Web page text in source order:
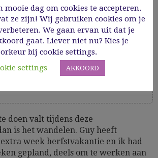
in natuurgebied
Stokkem
doen valt tijdens deze
is het wandelen. Guy heeft
week herfstvakantie en ik had
gepland, deels om te werken aan
mooie dag om cookies te accepteren.
ze zijn! Wij gebruiken cookies om je
We gaan ervan uit dat je
gaat. Liever niet nu? Kies je
bij cookie settings.
settings
AKKOORD